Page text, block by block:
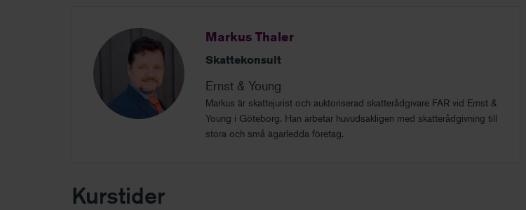
Markus Thaler
Skattekonsult
Ernst & Young
Markus är skattejurist och auktoriserad skatterådgivare FAR vid Ernst &
Young i Göteborg. Han arbetar huvudsakligen med skatterådgivning till
stora och små ägarledda företag.
Kurstider